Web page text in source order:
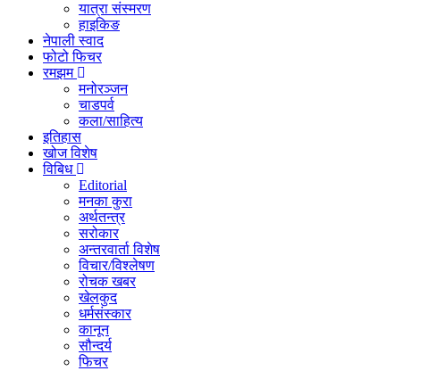
यात्रा संस्मरण
हाइकिङ
नेपाली स्वाद
फोटो फिचर
रमझम
मनोरञ्जन
चाडपर्व
कला/साहित्य
इतिहास
खोज विशेष
विबिध
Editorial
मनका कुरा
अर्थतन्त्र
सरोकार
अन्तरवार्ता विशेष
विचार/विश्लेषण
रोचक खबर
खेलकुद
धर्मसंस्कार
कानून
सौन्दर्य
फिचर